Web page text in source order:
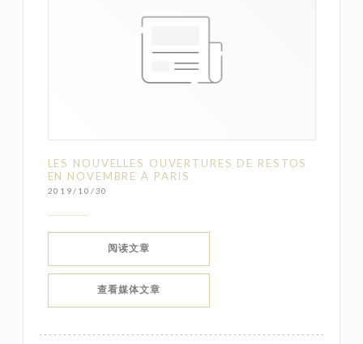
LES NOUVELLES OUVERTURES DE RESTOS
EN NOVEMBRE À PARIS
2019/10/30
阅读文章((在新窗口中打开))
查看媒体文章((在新窗口中打开))